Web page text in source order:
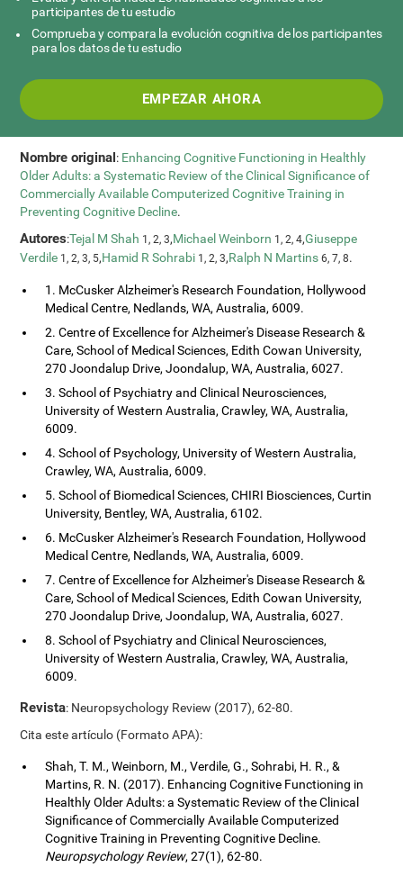
participantes de tu estudio
Comprueba y compara la evolución cognitiva de los participantes
para los datos de tu estudio
EMPEZAR AHORA
Nombre original: Enhancing Cognitive Functioning in Healthly
Older Adults: a Systematic Review of the Clinical Significance of
Commercially Available Computerized Cognitive Training in
Preventing Cognitive Decline.
Autores:Tejal M Shah 1, 2, 3,Michael Weinborn 1, 2, 4,Giuseppe
Verdile 1, 2, 3, 5,Hamid R Sohrabi 1, 2, 3,Ralph N Martins 6, 7, 8.
1. McCusker Alzheimer's Research Foundation, Hollywood
Medical Centre, Nedlands, WA, Australia, 6009.
2. Centre of Excellence for Alzheimer's Disease Research &
Care, School of Medical Sciences, Edith Cowan University,
270 Joondalup Drive, Joondalup, WA, Australia, 6027.
3. School of Psychiatry and Clinical Neurosciences,
University of Western Australia, Crawley, WA, Australia,
6009.
4. School of Psychology, University of Western Australia,
Crawley, WA, Australia, 6009.
5. School of Biomedical Sciences, CHIRI Biosciences, Curtin
University, Bentley, WA, Australia, 6102.
6. McCusker Alzheimer's Research Foundation, Hollywood
Medical Centre, Nedlands, WA, Australia, 6009.
7. Centre of Excellence for Alzheimer's Disease Research &
Care, School of Medical Sciences, Edith Cowan University,
270 Joondalup Drive, Joondalup, WA, Australia, 6027.
8. School of Psychiatry and Clinical Neurosciences,
University of Western Australia, Crawley, WA, Australia,
6009.
Revista: Neuropsychology Review (2017), 62-80.
Cita este artículo (Formato APA):
Shah, T. M., Weinborn, M., Verdile, G., Sohrabi, H. R., &
Martins, R. N. (2017). Enhancing Cognitive Functioning in
Healthly Older Adults: a Systematic Review of the Clinical
Significance of Commercially Available Computerized
Cognitive Training in Preventing Cognitive Decline.
Neuropsychology Review, 27(1), 62-80.